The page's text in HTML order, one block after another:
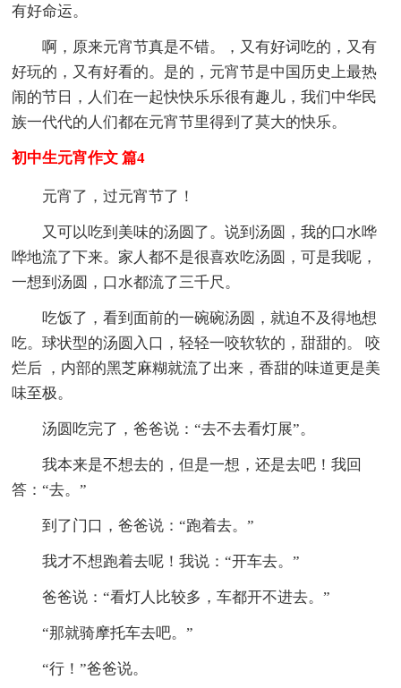
有好命运。
啊，原来元宵节真是不错。，又有好词吃的，又有
好玩的，又有好看的。是的，元宵节是中国历史上最热
闹的节日，人们在一起快快乐乐很有趣儿，我们中华民
族一代代的人们都在元宵节里得到了莫大的快乐。
初中生元宵作文 篇4
元宵了，过元宵节了！
又可以吃到美味的汤圆了。说到汤圆，我的口水哗
哗地流了下来。家人都不是很喜欢吃汤圆，可是我呢，
一想到汤圆，口水都流了三千尺。
吃饭了，看到面前的一碗碗汤圆，就迫不及得地想
吃。球状型的汤圆入口，轻轻一咬软软的，甜甜的。 咬
烂后 ，内部的黑芝麻糊就流了出来，香甜的味道更是美
味至极。
汤圆吃完了，爸爸说：“去不去看灯展”。
我本来是不想去的，但是一想，还是去吧！我回
答：“去。”
到了门口，爸爸说：“跑着去。”
我才不想跑着去呢！我说：“开车去。”
爸爸说：“看灯人比较多，车都开不进去。”
“那就骑摩托车去吧。”
“行！”爸爸说。